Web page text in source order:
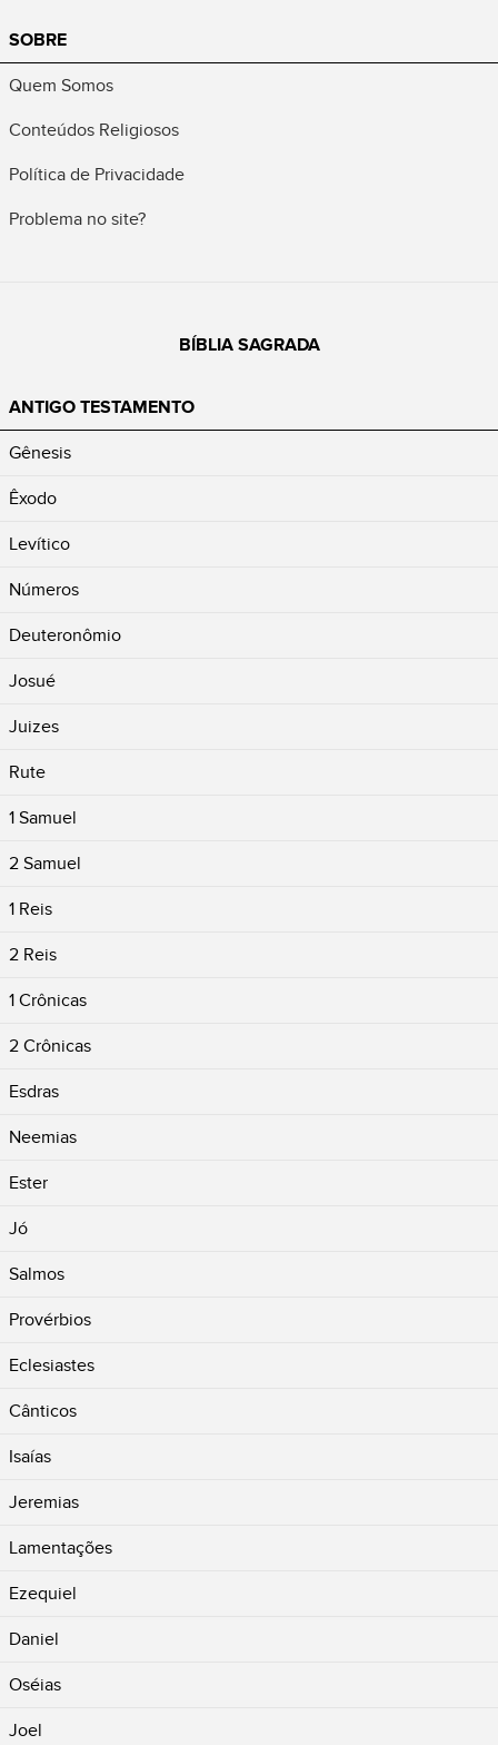
SOBRE
Quem Somos
Conteúdos Religiosos
Política de Privacidade
Problema no site?
BÍBLIA SAGRADA
ANTIGO TESTAMENTO
Gênesis
Êxodo
Levítico
Números
Deuteronômio
Josué
Juizes
Rute
1 Samuel
2 Samuel
1 Reis
2 Reis
1 Crônicas
2 Crônicas
Esdras
Neemias
Ester
Jó
Salmos
Provérbios
Eclesiastes
Cânticos
Isaías
Jeremias
Lamentações
Ezequiel
Daniel
Oséias
Joel